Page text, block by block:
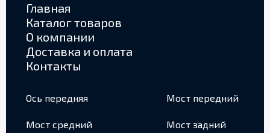
Главная
Каталог товаров
О компании
Доставка и оплата
Контакты
Ось передняя Мост передний
Мост средний Мост задний